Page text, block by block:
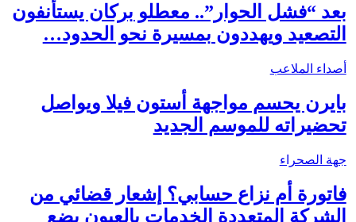
بعد “فشل الحوار”.. معطلو بركان يستأنفون
التصعيد ويهددون بمسيرة نحو الحدود…
أصداء الملاعب
بايرن يحسم مواجهة أستون فيلا ويواصل
تحضيراته للموسم الجديد
جهة الصحراء
فاتورة أم نزاع حسابي؟ إشعار قضائي من
الشركة المتعددة الخدمات بالعيون يضع